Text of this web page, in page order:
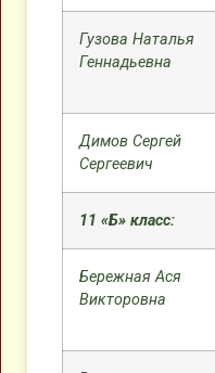
Гузова Наталья
Геннадьевна
Димов Сергей
Сергеевич
11 «Б» класс:
Бережная Ася
Викторовна